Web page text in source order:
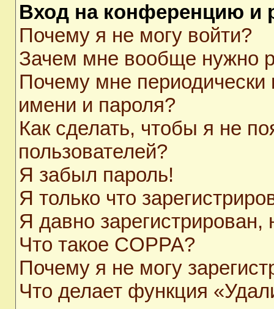
Вход на конференцию и
Почему я не могу войти?
Зачем мне вообще нужно
Почему мне периодически
имени и пароля?
Как сделать, чтобы я не
пользователей?
Я забыл пароль!
Я только что
Я давно
Что такое COPPA?
Почему я не могу
Что делает функция